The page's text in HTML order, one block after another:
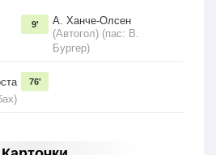
А. Ханче-Олсен
(Автогол) (пас: В.
Бургер)
9'
76'